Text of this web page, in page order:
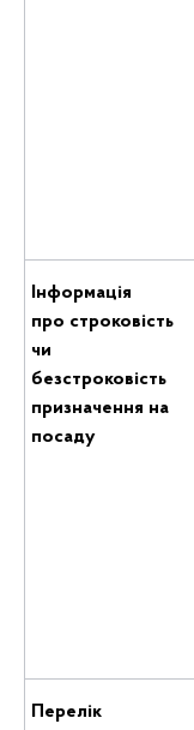
Інформація
про строковість
чи
безстроковість
призначення на
посаду
Перелік